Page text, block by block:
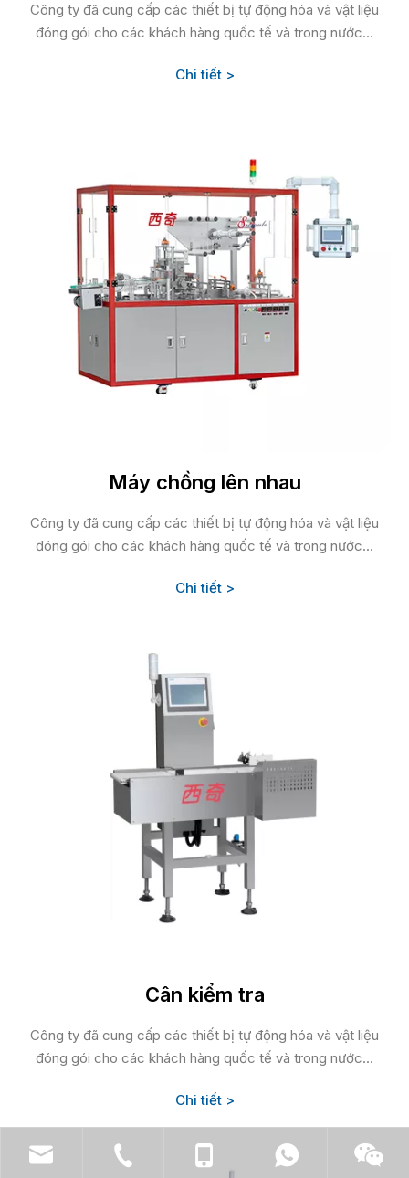
Công ty đã cung cấp các thiết bị tự động hóa và vật liệu
đóng gói cho các khách hàng quốc tế và trong nước...
Chi tiết >
Máy chồng lên nhau
Công ty đã cung cấp các thiết bị tự động hóa và vật liệu
đóng gói cho các khách hàng quốc tế và trong nước...
Chi tiết >
Cân kiểm tra
Công ty đã cung cấp các thiết bị tự động hóa và vật liệu
đóng gói cho các khách hàng quốc tế và trong nước...
Chi tiết >